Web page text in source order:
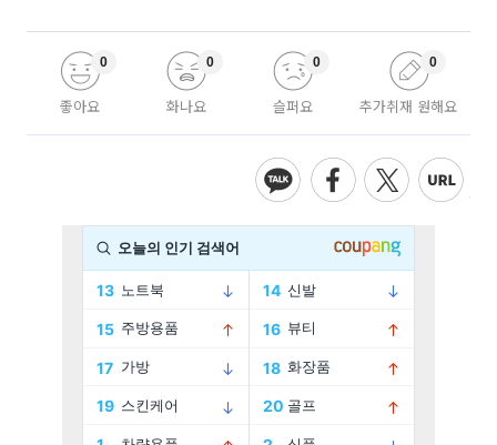
좋아요
0
화나요
0
슬퍼요
0
추가취재 원해요
0